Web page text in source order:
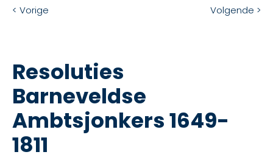
< Vorige Volgende >
Resoluties
Barneveldse
Ambtsjonkers 1649-
1811